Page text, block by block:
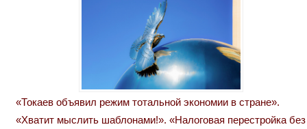
«Токаев объявил режим тотальной экономии в стране».
«Хватит мыслить шаблонами!». «Налоговая перестройка без